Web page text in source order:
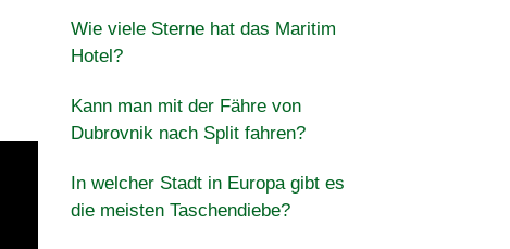
Wie viele Sterne hat das Maritim
Hotel?
Kann man mit der Fähre von
Dubrovnik nach Split fahren?
In welcher Stadt in Europa gibt es
die meisten Taschendiebe?